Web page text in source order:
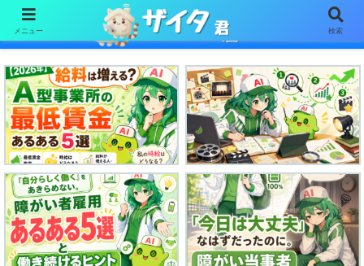
メニュー 検索